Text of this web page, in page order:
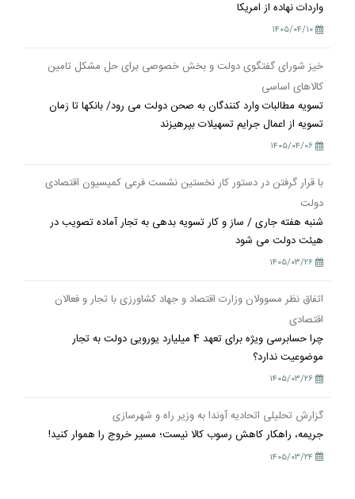
واردات نهاده از امریکا
۱۴۰۵/۰۴/۱۰
خیز شورای گفتگوی دولت و بخش خصوصی برای حل مشکل تامین
کالاهای اساسی
تسویه مطالبات وارد کنندگان به صحن دولت می رود/ بانکها تا زمان
تسویه از اعمال جرایم تسهیلات بپرهیزند
۱۴۰۵/۰۴/۰۶
با قرار گرفتن در دستور کار نخستین نشست فرعی کمیسیون اقتصادی
دولت
شنبه هفته جاری / ساز و کار تسویه بدهی به تجار آماده تصویب در
هیئت دولت می شود
۱۴۰۵/۰۳/۲۶
اتفاق نظر مسوولان وزارت اقتصاد و جهاد کشاورزی با تجار و فعالان
اقتصادی
چرا حسابرسی ویژه برای تعهد 4 میلیارد یورویی دولت به تجار
موضوعیت ندارد؟
۱۴۰۵/۰۳/۲۶
گزارش تحلیلی اتحادیه آوندا به وزیر راه و شهرسازی
جریمه، راهکار کاهش رسوب کالا نیست؛ مسیر خروج را هموار کنید!
۱۴۰۵/۰۳/۲۴